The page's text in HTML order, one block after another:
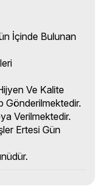
İçinde Bulunan
Ve Kalite
Gönderilmektedir.
Verilmektedir.
Ertesi Gün